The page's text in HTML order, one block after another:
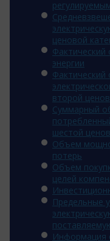
ценовой
Фактический
энергии
второй
Суммарный
шестой
Объем
потерь
Объем
целей
Предельные
Информация